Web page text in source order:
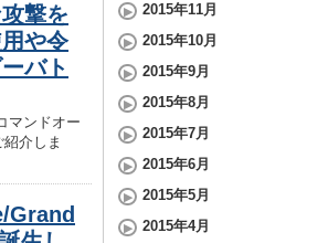
撃を
や令
バト
マンドオー
介しま
Grand
2015年11月
2015年10月
2015年9月
2015年8月
2015年7月
2015年6月
2015年5月
2015年4月